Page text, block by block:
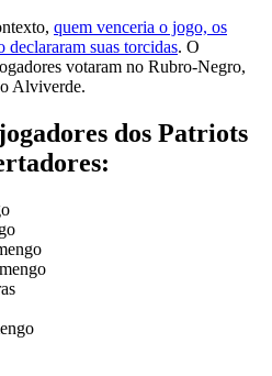
quem venceria o jogo, os
declararam suas torcidas. O
votaram no Rubro-Negro,
Alviverde.
dos Patriots